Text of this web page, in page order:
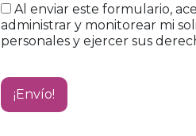
Al enviar este formulario,
administrar y monitorear mi
personales y ejercer sus